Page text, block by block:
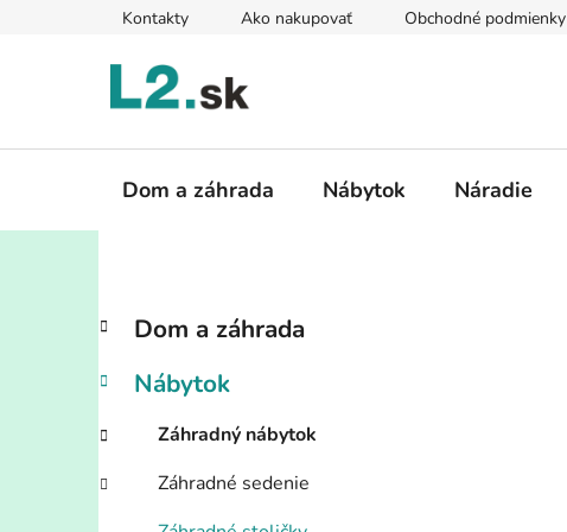
Kontakty Ako nakupovať Obchodné podmienky
Dom a záhrada Nábytok Náradie
B
č
ý
p
a
Preskočiť
kategórie
K
a
e
ó
i
Dom a záhrada
Nábytok
Záhradný nábytok
Záhradné sedenie